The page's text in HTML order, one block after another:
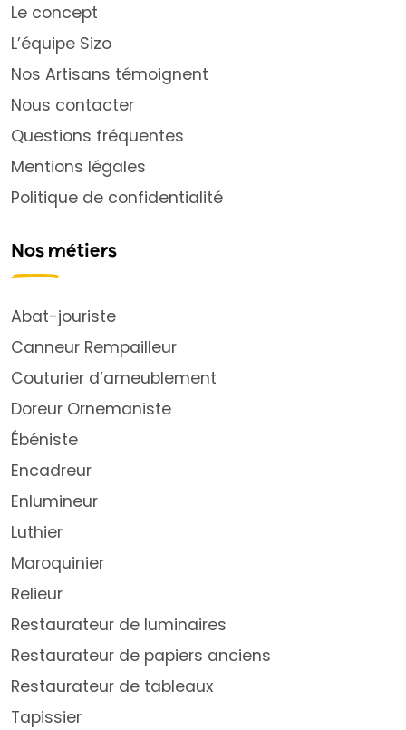
Le concept
L’équipe Sizo
Nos Artisans témoignent
Nous contacter
Questions fréquentes
Mentions légales
Politique de confidentialité
Nos métiers
Abat-jouriste
Canneur Rempailleur
Couturier d’ameublement
Doreur Ornemaniste
Ébéniste
Encadreur
Enlumineur
Luthier
Maroquinier
Relieur
Restaurateur de luminaires
Restaurateur de papiers anciens
Restaurateur de tableaux
Tapissier